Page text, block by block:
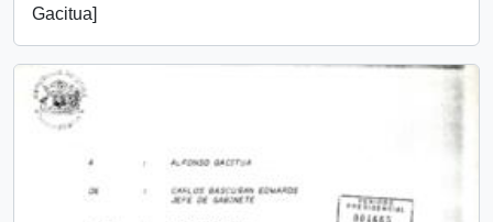
Gacitua]